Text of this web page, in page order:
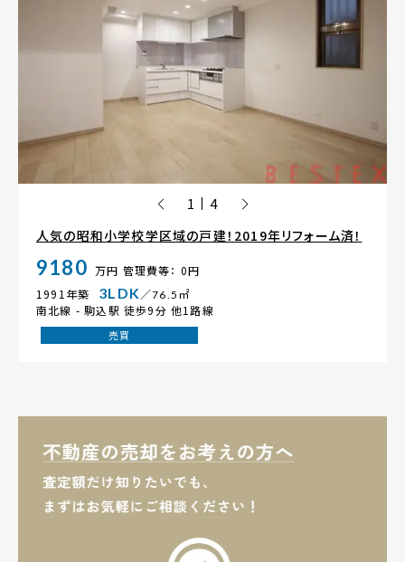
1 | 4
人気の昭和小学校学区域の戸建！2019年リフォーム済！
9180 万円 管理費等： 0円
1991年築
3LDK／76.5㎡
南北線 -駒込駅 徒歩9分 他1路線
売買